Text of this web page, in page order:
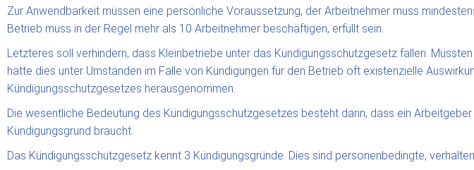
Zur Anwendbarkeit müssen eine persönliche Voraussetzung, der Arbeitnehmer muss
Betrieb muss in der Regel mehr als 10 Arbeitnehmer beschäftigen, erfüllt sein.
Letzteres soll verhindern, dass Kleinbetriebe unter das Kündigungsschutzgesetz fallen.
hätte dies unter Umständen im Falle von Kündigungen für den Betrieb oft existenzielle
Kündigungsschutzgesetzes herausgenommen.
Die wesentliche Bedeutung des Kündigungsschutzgesetzes besteht darin, dass ein
Kündigungsgrund braucht.
Das Kündigungsschutzgesetz kennt 3 Kündigungsgründe. Dies sind personenbedingte,